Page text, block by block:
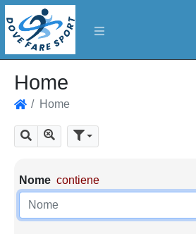
Home
Home
Cerca Mostra tutti i risultati
Parametri di ricerca
Nome contiene